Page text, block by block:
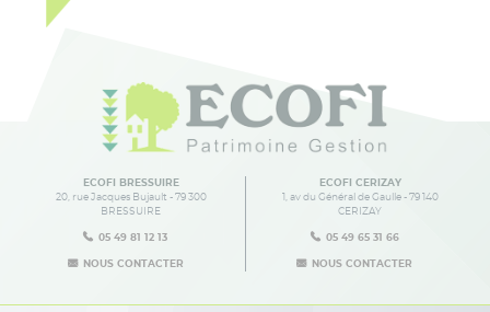
ECOFI BRESSUIRE
20, rue Jacques Bujault - 79 300
BRESSUIRE
05 49 81 12 13
NOUS CONTACTER
ECOFI CERIZAY
1, av du Général de Gaulle - 79 140
CERIZAY
05 49 65 31 66
NOUS CONTACTER